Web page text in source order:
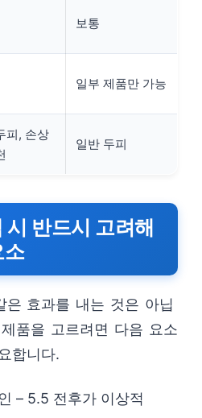
보통
일부 제품만 가능
피, 손상
일반 두피
반드시 고려해
소
은 효과를 내는 것은 아닙
품을 고르려면 다음 요소
합니다.
– 5.5 전후가 이상적